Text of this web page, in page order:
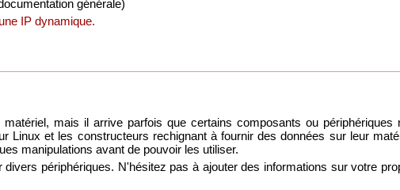
générale)
IP dynamique.
mais il arrive parfois que certains composants ou
Linux et les constructeurs rechignant à fournir des données sur leur
manipulations avant de pouvoir les utiliser.
périphériques. N'hésitez pas à ajouter des informations sur votre